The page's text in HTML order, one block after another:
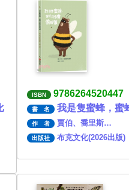
ISBN 9786264520447
書 名 我是隻蜜蜂，蜜
作 者 賈伯、喬里斯…
出版社 布克文化(2026出版)